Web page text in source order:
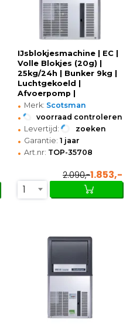
IJsblokjesmachine | EC |
Volle Blokjes (20g) |
25kg/24h | Bunker 9kg |
Luchtgekoeld |
Afvoerpomp |
386x600x645(h)mm
• Merk: Scotsman
• voorraad controleren
• Levertijd: zoeken
• Garantie: 1 jaar
• Art.nr: TOP-35708
2.090,-1.853,-
1